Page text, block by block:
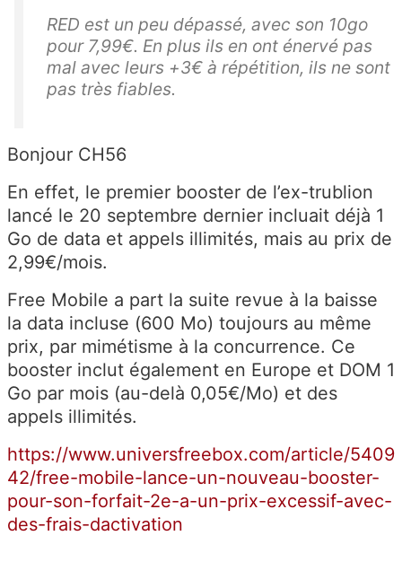
RED est un peu dépassé, avec son 10go
pour 7,99€. En plus ils en ont énervé pas
mal avec leurs +3€ à répétition, ils ne sont
pas très fiables.
Bonjour CH56
En effet, le premier booster de l’ex-trublion
lancé le 20 septembre dernier incluait déjà 1
Go de data et appels illimités, mais au prix de
2,99€/mois.
Free Mobile a part la suite revue à la baisse
la data incluse (600 Mo) toujours au même
prix, par mimétisme à la concurrence. Ce
booster inclut également en Europe et DOM 1
Go par mois (au-delà 0,05€/Mo) et des
appels illimités.
https://www.universfreebox.com/article/5409
42/free-mobile-lance-un-nouveau-booster-
pour-son-forfait-2e-a-un-prix-excessif-avec-
des-frais-dactivation